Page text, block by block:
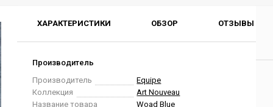
ХАРАКТЕРИСТИКИ ОБЗОР ОТЗЫВЫ
Производитель
Производитель
Equipe
Коллекция
Art Nouveau
Название товара
Woad Blue